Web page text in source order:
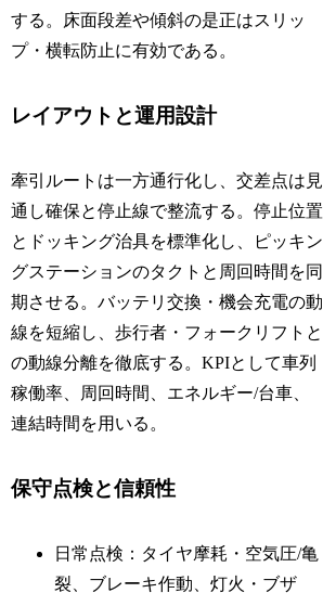
する。床面段差や傾斜の是正はスリッ
プ・横転防止に有効である。
レイアウトと運用設計
牽引ルートは一方通行化し、交差点は見
通し確保と停止線で整流する。停止位置
とドッキング治具を標準化し、ピッキン
グステーションのタクトと周回時間を同
期させる。バッテリ交換・機会充電の動
線を短縮し、歩行者・フォークリフトと
の動線分離を徹底する。KPIとして車列
稼働率、周回時間、エネルギー/台車、
連結時間を用いる。
保守点検と信頼性
日常点検：タイヤ摩耗・空気圧/亀
裂、ブレーキ作動、灯火・ブザ